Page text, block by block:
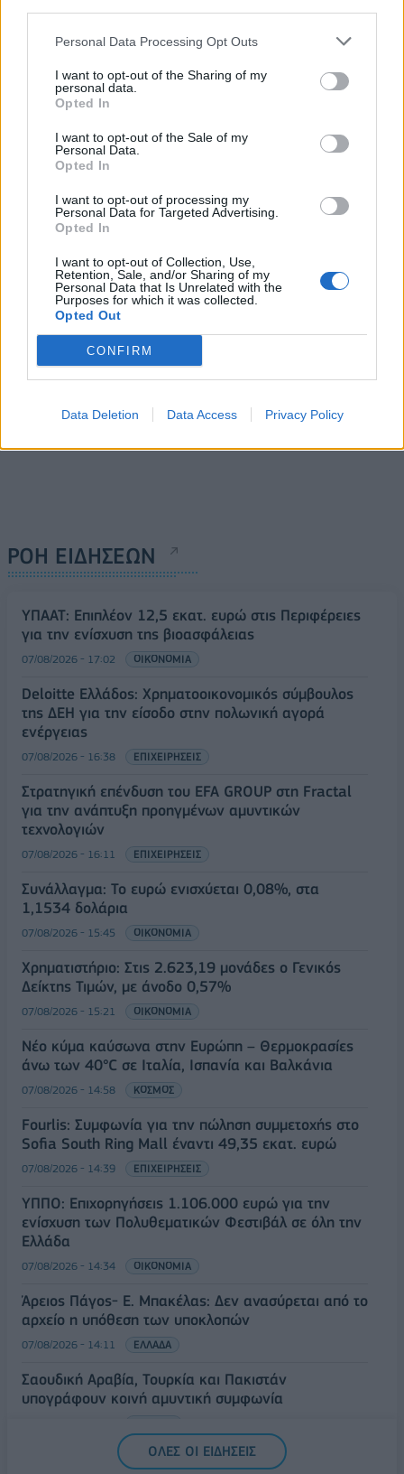
Personal Data Processing Opt Outs
I want to opt-out of the Sharing of my
personal data.
Opted In
I want to opt-out of the Sale of my
Personal Data.
Opted In
I want to opt-out of processing my
Personal Data for Targeted Advertising.
Opted In
I want to opt-out of Collection, Use,
Retention, Sale, and/or Sharing of my
Personal Data that Is Unrelated with the
Purposes for which it was collected.
Opted Out
CONFIRM
Data Deletion Data Access Privacy Policy
ΠΕΡΙΣΣΌΤΕΡΑ ΣΕ ΑΥΤΉ ΤΗΝ ΚΑΤΗΓΟΡΊΑ
Έρχονται τέλη
κυκλοφορίας με το μήνα
05/06/2020 - 11:06
ένα διαφορετικό καλοκαίρι
05/06/2020 - 11:47
ΡΟΗ ΕΙΔΗΣΕΩΝ
ΥΠΑΑΤ: Επιπλέον 12,5 εκατ. ευρώ στις Περιφέρειες
για την ενίσχυση της βιοασφάλειας
07/08/2026 - 17:02 ΟΙΚΟΝΟΜΙΑ
Deloitte Ελλάδος: Χρηματοοικονομικός σύμβουλος
της ΔΕΗ για την είσοδο στην πολωνική αγορά
ενέργειας
07/08/2026 - 16:38 ΕΠΙΧΕΙΡΗΣΕΙΣ
Στρατηγική επένδυση του EFA GROUP στη Fractal
για την ανάπτυξη προηγμένων αμυντικών
τεχνολογιών
07/08/2026 - 16:11 ΕΠΙΧΕΙΡΗΣΕΙΣ
Συνάλλαγμα: Το ευρώ ενισχύεται 0,08%, στα
1,1534 δολάρια
07/08/2026 - 15:45 ΟΙΚΟΝΟΜΙΑ
Χρηματιστήριο: Στις 2.623,19 μονάδες ο Γενικός
Δείκτης Τιμών, με άνοδο 0,57%
07/08/2026 - 15:21 ΟΙΚΟΝΟΜΙΑ
Νέο κύμα καύσωνα στην Ευρώπη – Θερμοκρασίες
άνω των 40°C σε Ιταλία, Ισπανία και Βαλκάνια
07/08/2026 - 14:58 ΚΟΣΜΟΣ
Fourlis: Συμφωνία για την πώληση συμμετοχής στο
Sofia South Ring Mall έναντι 49,35 εκατ. ευρώ
07/08/2026 - 14:39 ΕΠΙΧΕΙΡΗΣΕΙΣ
ΥΠΠΟ: Επιχορηγήσεις 1.106.000 ευρώ για την
ενίσχυση των Πολυθεματικών Φεστιβάλ σε όλη την
Ελλάδα
07/08/2026 - 14:34 ΟΙΚΟΝΟΜΙΑ
Άρειος Πάγος- Ε. Μπακέλας: Δεν ανασύρεται από το
αρχείο η υπόθεση των υποκλοπών
07/08/2026 - 14:11 ΕΛΛΑΔΑ
Σαουδική Αραβία, Τουρκία και Πακιστάν
υπογράφουν κοινή αμυντική συμφωνία
ΟΛΕΣ ΟΙ ΕΙΔΗΣΕΙΣ